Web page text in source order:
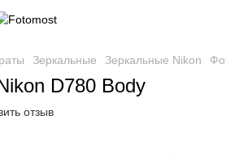
Зеркальные Зеркальные Nikon
D780 Body
отзыв